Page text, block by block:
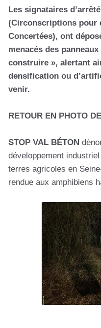
Les signataires
(Circonscriptions pour
Concertées), ont
menacés des
construire », alertant
densification ou
venir.
RETOUR EN PHOTO
STOP VAL BÉTON
développement
terres agricoles en
rendue aux amphibiens